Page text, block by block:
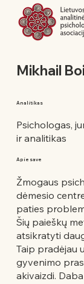
Mikhail
Analitikas
Psichologas,
ir analitikas
Apie save
Žmogaus
dėmesio
paties
Šių paieškų
atsikratyti
Taip pradėjau
gyvenimo
akivaizdi.